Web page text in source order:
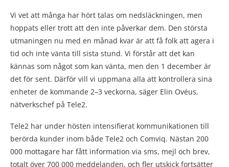
Vi vet att många har hört talas om nedsläckningen, men
hoppats eller trott att den inte påverkar dem. Den största
utmaningen nu med en månad kvar är att få folk att agera i
tid och inte vänta till sista stund. Vi förstår att det kan
kännas som något som kan vänta, men den 1 december är
det för sent. Därför vill vi uppmana alla att kontrollera sina
enheter de kommande 2–3 veckorna, säger Elin Ovéus,
nätverkschef på Tele2.
Tele2 har under hösten intensifierat kommunikationen till
berörda kunder inom både Tele2 och Comviq. Nästan 200
000 mottagare har fått information via sms, mejl och brev,
totalt över 700 000 meddelanden, och fler utskick fortsätter